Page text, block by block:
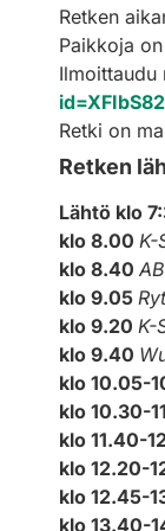
Retken
Paikkoja
Ilmoittaudu
Retki on
Retken
Lähtö klo
klo 8.00 K-
klo 8.40
klo 9.05
klo 9.20 K-
klo 9.40
klo 10.05-
klo 10.30-
klo 11.40-
klo 12.20-
klo 12.45-
klo 13.40-